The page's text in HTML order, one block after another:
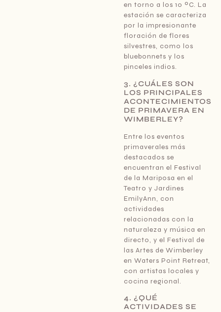
en torno a los 10 ºC. La
estación se caracteriza
por la impresionante
floración de flores
silvestres, como los
bluebonnets y los
pinceles indios.
3. ¿CUÁLES SON
LOS PRINCIPALES
ACONTECIMIENTOS
DE PRIMAVERA EN
WIMBERLEY?
Entre los eventos
primaverales más
destacados se
encuentran el Festival
de la Mariposa en el
Teatro y Jardines
EmilyAnn, con
actividades
relacionadas con la
naturaleza y música en
directo, y el Festival de
las Artes de Wimberley
en Waters Point Retreat,
con artistas locales y
cocina regional.
4. ¿QUÉ
ACTIVIDADES SE